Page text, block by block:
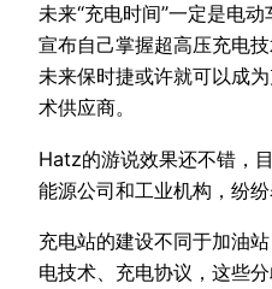
未来“充电时间”一定是电
宣布自己掌握超高压充电
未来保时捷或许就可以成
术供应商。
Hatz的游说效果还不错，
能源公司和工业机构，纷
充电站的建设不同于加油
电技术、充电协议，这些